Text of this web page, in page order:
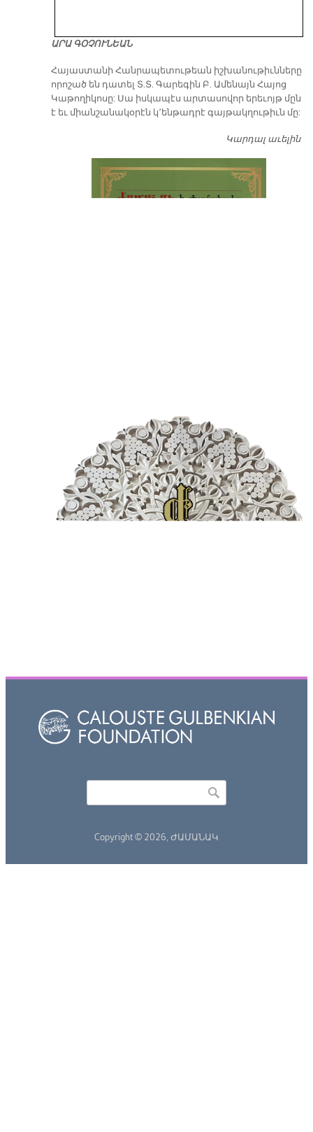
ԱՐԱ ԳՕՉՈՒՆԵԱՆ
​Հայաստանի Հանրապետութեան իշխանութիւնները
որոշած են դատել Տ.Տ. Գարեգին Բ. Ամենայն Հայոց
Կաթողիկոսը: Սա իսկապէս արտասովոր երեւոյթ մըն
է եւ միանշանակօրէն կ՚ենթադրէ գայթակղութիւն մը:
Կարդալ աւելին
Copyright © 2026, ԺԱՄԱՆԱԿ